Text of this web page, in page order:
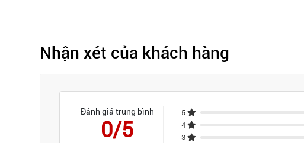
Nhận xét của khách hàng
Đánh giá trung bình
0/5
5
4
3